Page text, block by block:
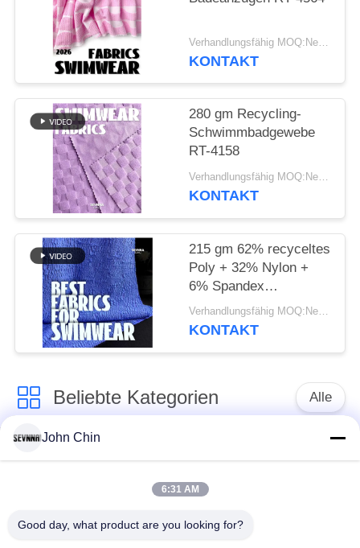
Verhandlungsfähig MOQ:Negotiable
KONTAKT
280 gm Recycling-
Schwimmbadgewebe
RT-4158
Verhandlungsfähig MOQ:Negotiable
KONTAKT
215 gm 62% recyceltes
Poly + 32% Nylon +
6% Spandex
Recyceltes
Badebekleidungsgewebe
Verhandlungsfähig MOQ:Negotiable
KONTAKT
Beliebte Kategorien Alle
Aufbereitetes
Nylongewebe
John Chin
6:31 AM
Good day, what product are you looking for?